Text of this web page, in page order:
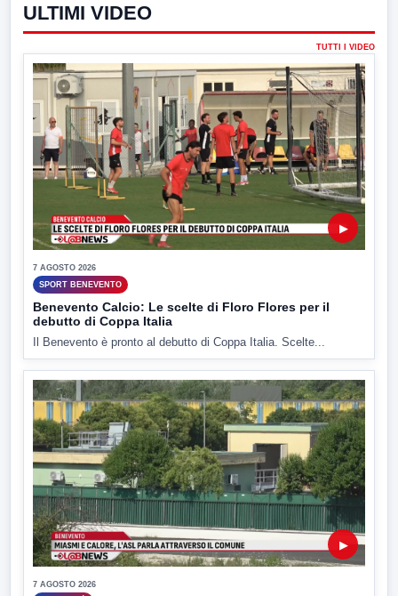
ULTIMI VIDEO
TUTTI I VIDEO
▶
7 AGOSTO 2026
SPORT BENEVENTO
Benevento Calcio: Le scelte di Floro Flores per il
debutto di Coppa Italia
Il Benevento è pronto al debutto di Coppa Italia. Scelte...
▶
7 AGOSTO 2026